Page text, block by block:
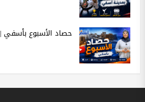
حصاد الأسبوع بأسفي | 29 يونيو 2026